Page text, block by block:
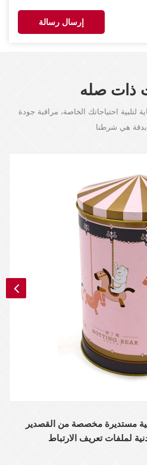
إرسال رسالة
ذات صله
لتلبية احتياجاتك الخاصة، مراقبة جودة
مستديرة مخصصة من القصدير
لملفات تعريف الارتباط